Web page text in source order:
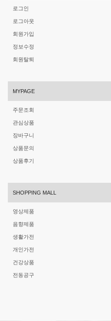
로그인
로그아웃
회원가입
정보수정
회원탈퇴
MYPAGE
주문조회
관심상품
장바구니
상품문의
상품후기
SHOPPING MALL
영상제품
음향제품
생활가전
개인가전
건강상품
전동공구